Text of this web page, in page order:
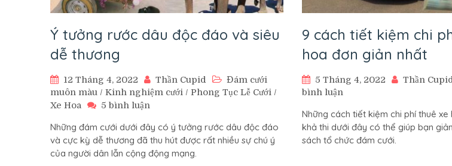
Ý tưởng rước dâu độc đáo và siêu
dễ thương
12 Tháng 4, 2022 Thần Cupid
Đám cưới
muôn màu / Kinh nghiệm cưới / Phong Tục Lễ Cưới /
Xe Hoa
5 bình luận
tưởng
rước
dâu
Những đám cưới dưới đây có ý tưởng rước dâu độc đáo
và cực kỳ dễ thương đã thu hút được rất nhiều sự chú ý
của người dân lẫn cộng động mạng.
9 cách tiết kiệm chi
hoa đơn giản nhất
5 Tháng 4, 2022 Thần
bình luận
cách
tiết
kiệm
Những cách tiết kiệm chi phí thuê
khả thi dưới đây có thể giúp bạn
sách tổ chức đám cưới.